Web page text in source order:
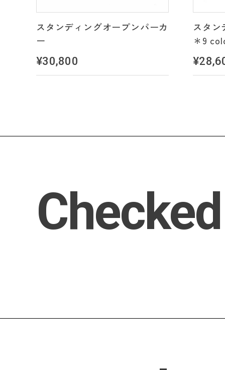
スタンディングオープンパーカ
ー
¥30,800
スタン
＊9
Checked